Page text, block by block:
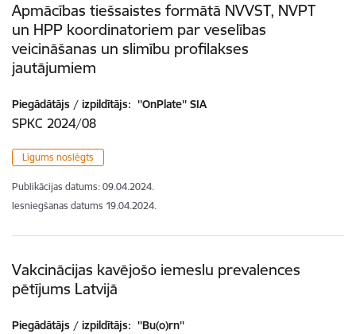
Apmācības tiešsaistes formātā NVVST, NVPT
un HPP koordinatoriem par veselības
veicināšanas un slimību profilakses
jautājumiem
Piegādātājs / izpildītājs: ''OnPlate'' SIA
SPKC 2024/08
Līgums noslēgts
Publikācijas datums: 09.04.2024.
Iesniegšanas datums 19.04.2024.
Vakcinācijas kavējošo iemeslu prevalences
pētījums Latvijā
Piegādātājs / izpildītājs: ''Bu(o)rn''